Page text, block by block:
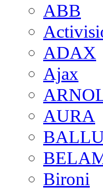
ABB
ADAX
Ajax
AURA
Bironi